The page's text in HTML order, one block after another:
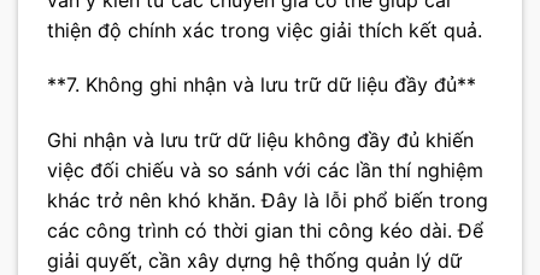
thiện độ chính xác trong việc giải thích kết quả.
**7. Không ghi nhận và lưu trữ dữ liệu đầy đủ**
Ghi nhận và lưu trữ dữ liệu không đầy đủ khiến
việc đối chiếu và so sánh với các lần thí nghiệm
khác trở nên khó khăn. Đây là lỗi phổ biến trong
các công trình có thời gian thi công kéo dài. Để
giải quyết, cần xây dựng hệ thống quản lý dữ